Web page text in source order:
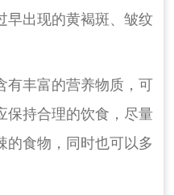
早出现的黄褐斑、皱纹
有丰富的营养物质，可
保持合理的饮食，尽量
的食物，同时也可以多